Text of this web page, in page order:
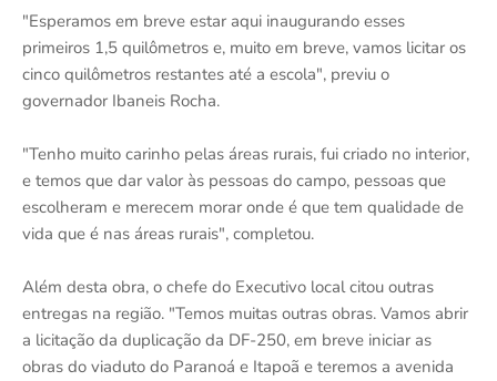
"Esperamos em breve estar aqui inaugurando esses
primeiros 1,5 quilômetros e, muito em breve, vamos licitar os
cinco quilômetros restantes até a escola", previu o
governador Ibaneis Rocha.
"Tenho muito carinho pelas áreas rurais, fui criado no interior,
e temos que dar valor às pessoas do campo, pessoas que
escolheram e merecem morar onde é que tem qualidade de
vida que é nas áreas rurais", completou.
Além desta obra, o chefe do Executivo local citou outras
entregas na região. "Temos muitas outras obras. Vamos abrir
a licitação da duplicação da DF-250, em breve iniciar as
obras do viaduto do Paranoá e Itapoã e teremos a avenida